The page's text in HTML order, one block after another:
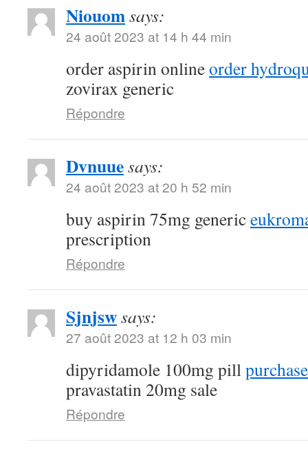
Niouomsays:
24 août 2023 at 14 h 44 min
order aspirin onlineorder
zovirax generic
Répondre
Dvnuuesays:
24 août 2023 at 20 h 52 min
buy aspirin 75mg generic
prescription
Répondre
Sjnjswsays:
27 août 2023 at 12 h 03 min
dipyridamole 100mg pill
pravastatin 20mg sale
Répondre